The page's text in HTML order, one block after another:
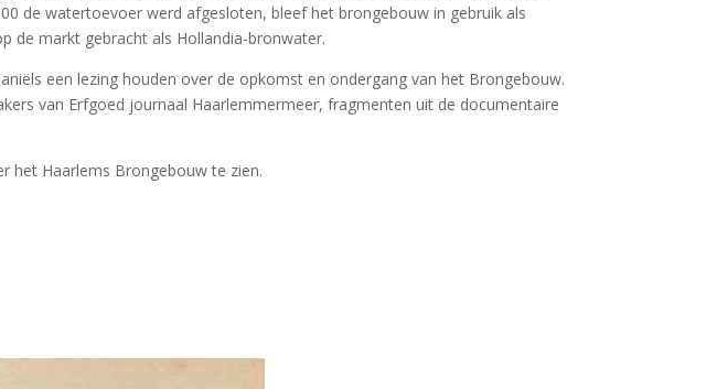
de watertoevoer werd afgesloten, bleef het brongebouw in gebruik als
de markt gebracht als Hollandia-bronwater.
een lezing houden over de opkomst en ondergang van het Brongebouw.
van Erfgoed journaal Haarlemmermeer, fragmenten uit de documentaire
het Haarlems Brongebouw te zien.